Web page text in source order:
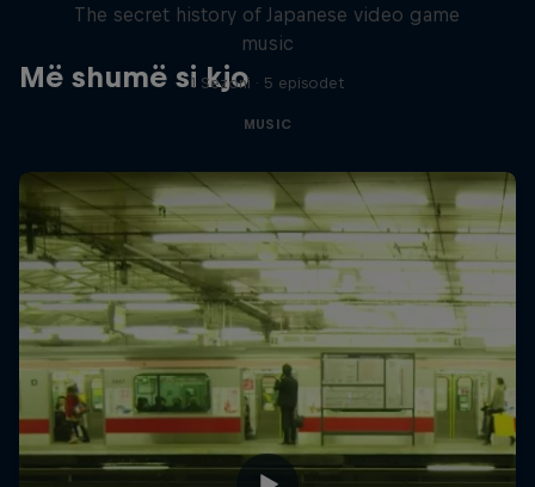
Më shumë si kjo
The secret history of Japanese video game
music
1 Sezoni · 5 episodet
MUSIC